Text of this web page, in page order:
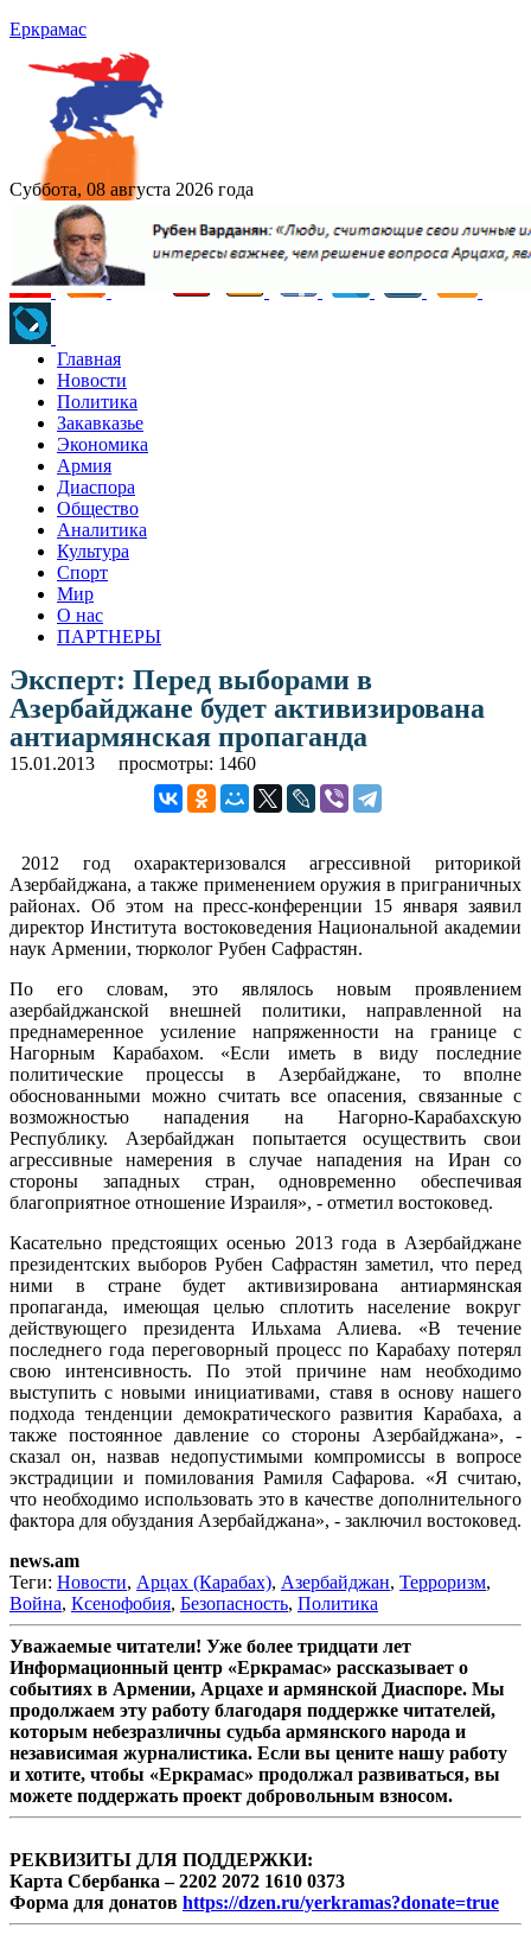
Еркрамас
Суббота, 08 августа 2026 года
Главная
Новости
Политика
Закавказье
Экономика
Армия
Диаспора
Общество
Аналитика
Культура
Спорт
Мир
О нас
ПАРТНЕРЫ
Эксперт: Перед выборами в
Азербайджане будет активизирована
антиармянская пропаганда
15.01.2013 просмотры: 1460
2012 год охарактеризовался агрессивной риторикой
Азербайджана, а также применением оружия в приграничных
районах. Об этом на пресс-конференции 15 января заявил
директор Института востоковедения Национальной академии
наук Армении, тюрколог Рубен Сафрастян.
По его словам, это являлось новым проявлением
азербайджанской внешней политики, направленной на
преднамеренное усиление напряженности на границе с
Нагорным Карабахом. «Если иметь в виду последние
политические процессы в Азербайджане, то вполне
обоснованными можно считать все опасения, связанные с
возможностью нападения на Нагорно-Карабахскую
Республику. Азербайджан попытается осуществить свои
агрессивные намерения в случае нападения на Иран со
стороны западных стран, одновременно обеспечивая
благоприятное отношение Израиля», - отметил востоковед.
Касательно предстоящих осенью 2013 года в Азербайджане
президентских выборов Рубен Сафрастян заметил, что перед
ними в стране будет активизирована антиармянская
пропаганда, имеющая целью сплотить население вокруг
действующего президента Ильхама Алиева. «В течение
последнего года переговорный процесс по Карабаху потерял
свою интенсивность. По этой причине нам необходимо
выступить с новыми инициативами, ставя в основу нашего
подхода тенденции демократического развития Карабаха, а
также постоянное давление со стороны Азербайджана», -
сказал он, назвав недопустимыми компромиссы в вопросе
экстрадиции и помилования Рамиля Сафарова. «Я считаю,
что необходимо использовать это в качестве дополнительного
фактора для обуздания Азербайджана», - заключил востоковед.
news.am
Теги: Новости, Арцах (Карабах), Азербайджан, Терроризм,
Война, Ксенофобия, Безопасность, Политика
Уважаемые читатели! Уже более тридцати лет
Информационный центр «Еркрамас» рассказывает о
событиях в Армении, Арцахе и армянской Диаспоре. Мы
продолжаем эту работу благодаря поддержке читателей,
которым небезразличны судьба армянского народа и
независимая журналистика. Если вы цените нашу работу
и хотите, чтобы «Еркрамас» продолжал развиваться, вы
можете поддержать проект добровольным взносом.
РЕКВИЗИТЫ ДЛЯ ПОДДЕРЖКИ:
Карта Сбербанка – 2202 2072 1610 0373
Форма для донатов https://dzen.ru/yerkramas?donate=true